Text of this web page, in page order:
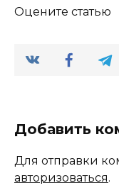
Оцените статью
Добавить
Для отправки
авторизоваться.